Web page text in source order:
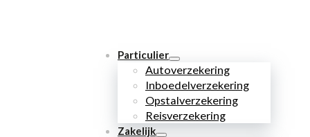
Particulier
Autoverzekering
Inboedelverzekering
Opstalverzekering
Reisverzekering
Zakelijk